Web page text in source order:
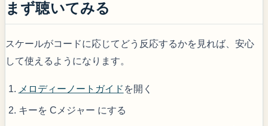
まず聴いてみる
スケールがコードに応じてどう反応するかを見れば、安心
して使えるようになります。
メロディーノートガイド を開く
キーを Cメジャー にする